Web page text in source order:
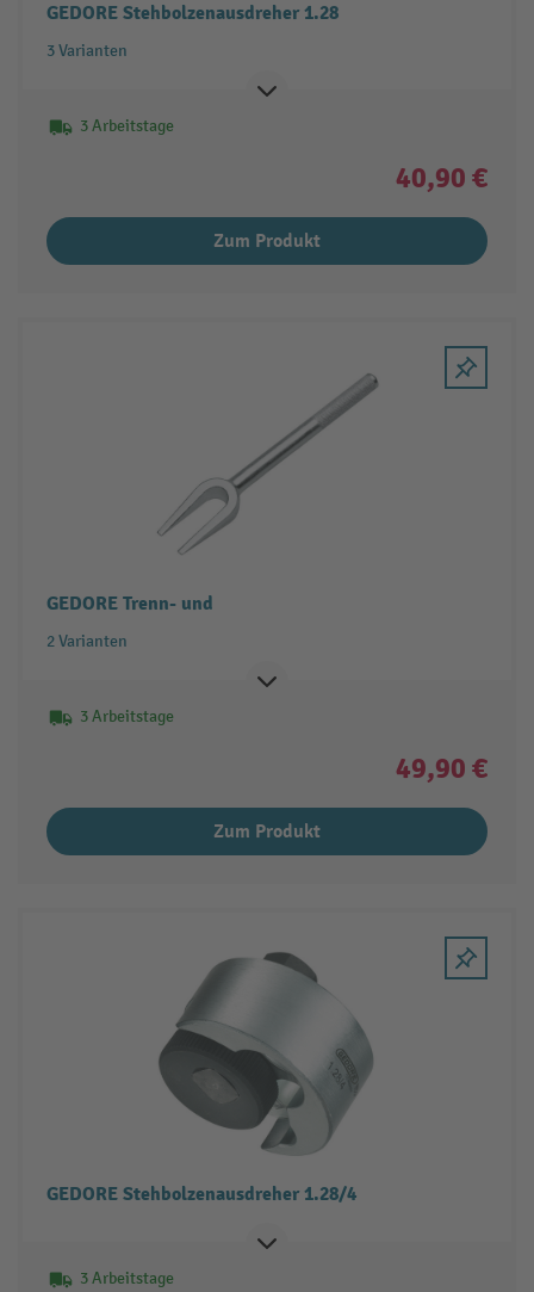
GEDORE Stehbolzenausdreher 1.28
3 Varianten
3 Arbeitstage
40,90 €
Zum Produkt
GEDORE Trenn- und
2 Varianten
3 Arbeitstage
49,90 €
Zum Produkt
GEDORE Stehbolzenausdreher 1.28/4
3 Arbeitstage